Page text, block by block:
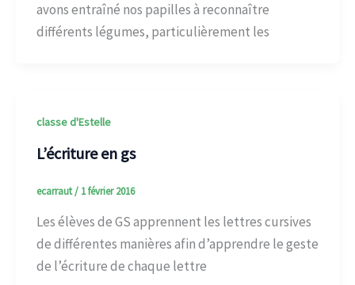
avons entraîné nos papilles à reconnaître
différents légumes, particulièrement les
classe d'Estelle
L’écriture en gs
ecarraut/ 1 février 2016
Les élèves de GS apprennent les lettres cursives
de différentes manières afin d’apprendre le geste
de l’écriture de chaque lettre